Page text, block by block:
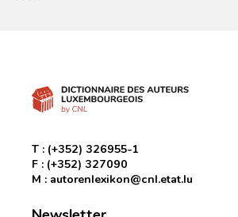
T : (+352) 326955-1
F : (+352) 327090
M : autorenlexikon@cnl.etat.lu